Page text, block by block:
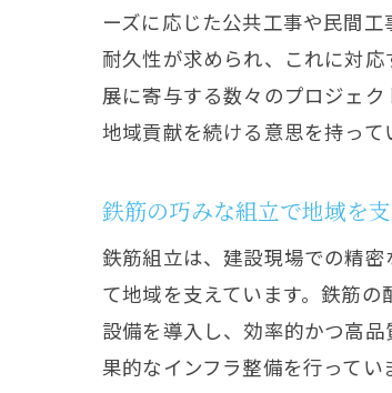
ーズに応じた公共工事や民間
耐久性が求められ、これに対
展に寄与する数々のプロジェ
地域貢献を続ける意思を持って
鉄筋の巧みな組立で地域を
鉄筋組立は、建設現場での精
て地域を支えています。鉄筋
設備を導入し、効率的かつ高
果的なインフラ整備を行って